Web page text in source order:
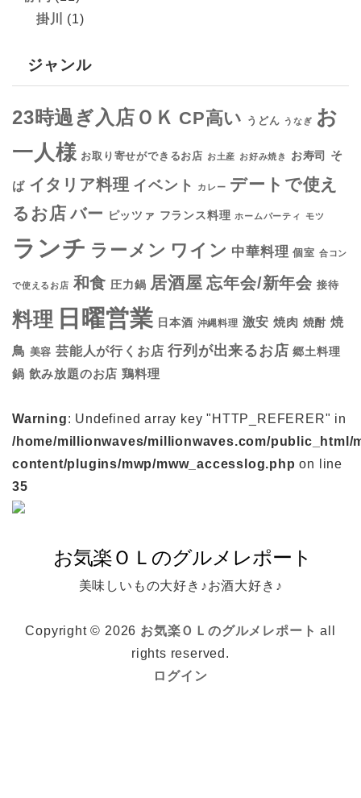
掛川
(1)
ジャンル
23時過ぎ入店ＯＫ CP高い うどん うなぎ お
一人様 お取り寄せができるお店 お土産 お好み焼き お寿司 そ
ば イタリア料理 イベント カレー デートで使え
るお店 バー ピッツァ フランス料理 ホームパーティ モツ
ランチ ラーメン ワイン 中華料理 個室 合コン
で使えるお店 和食 圧力鍋 居酒屋 忘年会/新年会 接待
料理 日曜営業 日本酒 沖縄料理 激安 焼肉 焼酎 焼
鳥 美容 芸能人が行くお店 行列が出来るお店 郷土料理
鍋 飲み放題のお店 鶏料理
Warning: Undefined array key "HTTP_REFERER" in
/home/millionwaves/millionwaves.com/public_html/
content/plugins/mwp/mww_accesslog.php on line
35
美味しいもの大好き♪お酒大好き♪
Copyright © 2026 お気楽ＯＬのグルメレポート all
rights reserved.
ログイン